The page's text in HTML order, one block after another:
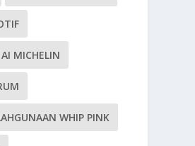
MICHELIN
WHIP PINK